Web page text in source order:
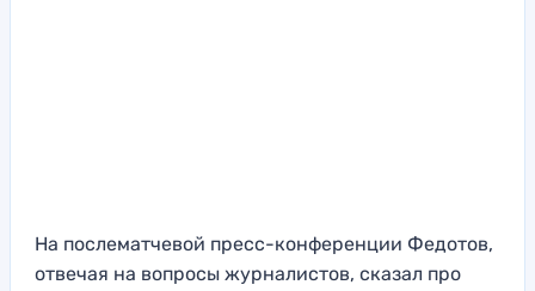
На послематчевой пресс-конференции Федотов,
отвечая на вопросы журналистов, сказал про